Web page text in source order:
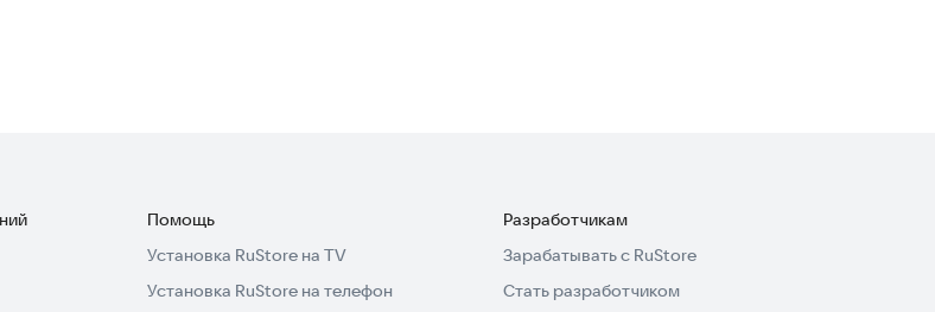
Помощь
Установка RuStore на TV
Установка RuStore на телефон
Разработчикам
Зарабатывать с RuStore
Стать разработчиком